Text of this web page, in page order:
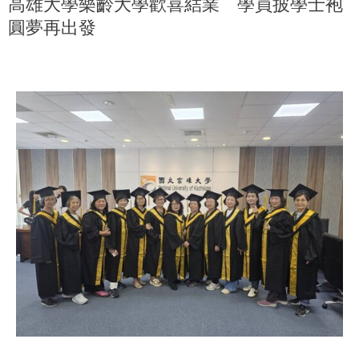
高雄大學樂齡大學歡喜結業 學員披學士袍
圓夢再出發